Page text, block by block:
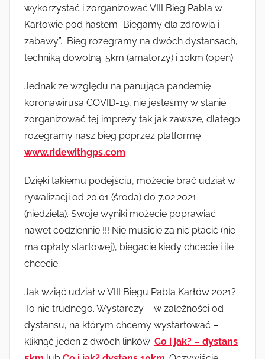
wykorzystać i zorganizować VIII Bieg Pabla w
Karłowie pod hasłem “Biegamy dla zdrowia i
zabawy”. Bieg rozegramy na dwóch dystansach,
techniką dowolną: 5km (amatorzy) i 10km (open).
Jednak ze względu na panująca pandemię
koronawirusa COVID-19, nie jesteśmy w stanie
zorganizować tej imprezy tak jak zawsze, dlatego
rozegramy nasz bieg poprzez platformę
www.ridewithgps.com
Dzięki takiemu podejściu, możecie brać udział w
rywalizacji od 20.01 (środa) do 7.02.2021
(niedziela). Swoje wyniki możecie poprawiać
nawet codziennie !!! Nie musicie za nic płacić (nie
ma opłaty startowej), biegacie kiedy chcecie i ile
chcecie.
Jak wziąć udział w VIII Biegu Pabla Karłów 2021?
To nic trudnego. Wystarczy – w zależności od
dystansu, na którym chcemy wystartować –
kliknąć jeden z dwóch linków: Co i jak? – dystans